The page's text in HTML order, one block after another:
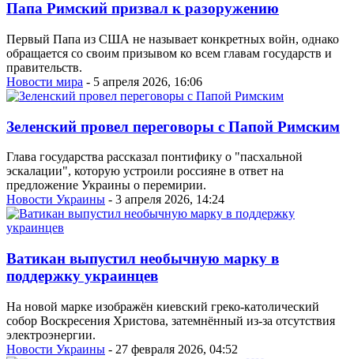
Папа Римский призвал к разоружению
Первый Папа из США не называет конкретных войн, однако
обращается со своим призывом ко всем главам государств и
правительств.
Новости мира - 5 апреля 2026, 16:06
Зеленский провел переговоры с Папой Римским
Глава государства рассказал понтифику о "пасхальной
эскалации", которую устроили россияне в ответ на
предложение Украины о перемирии.
Новости Украины - 3 апреля 2026, 14:24
Ватикан выпустил необычную марку в
поддержку украинцев
На новой марке изображён киевский греко-католический
собор Воскресения Христова, затемнённый из-за отсутствия
электроэнергии.
Новости Украины - 27 февраля 2026, 04:52